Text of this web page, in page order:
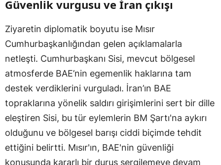
Güvenlik vurgusu ve İran çıkışı
Ziyaretin diplomatik boyutu ise Mısır
Cumhurbaşkanlığından gelen açıklamalarla
netleşti. Cumhurbaşkanı Sisi, mevcut bölgesel
atmosferde BAE’nin egemenlik haklarına tam
destek verdiklerini vurguladı. İran’ın BAE
topraklarına yönelik saldırı girişimlerini sert bir dille
eleştiren Sisi, bu tür eylemlerin BM Şartı'na aykırı
olduğunu ve bölgesel barışı ciddi biçimde tehdit
ettiğini belirtti. Mısır'ın, BAE'nin güvenliği
konusunda kararlı bir duruş sergilemeye devam